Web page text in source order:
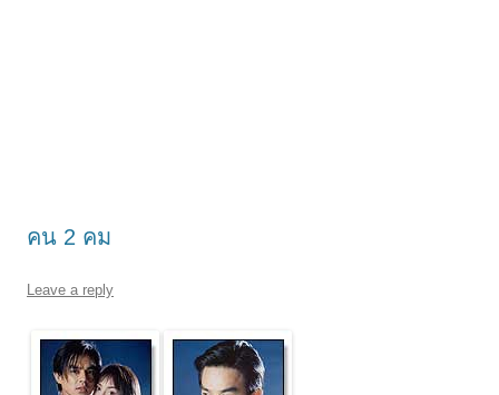
คน 2 คม
Leave a reply